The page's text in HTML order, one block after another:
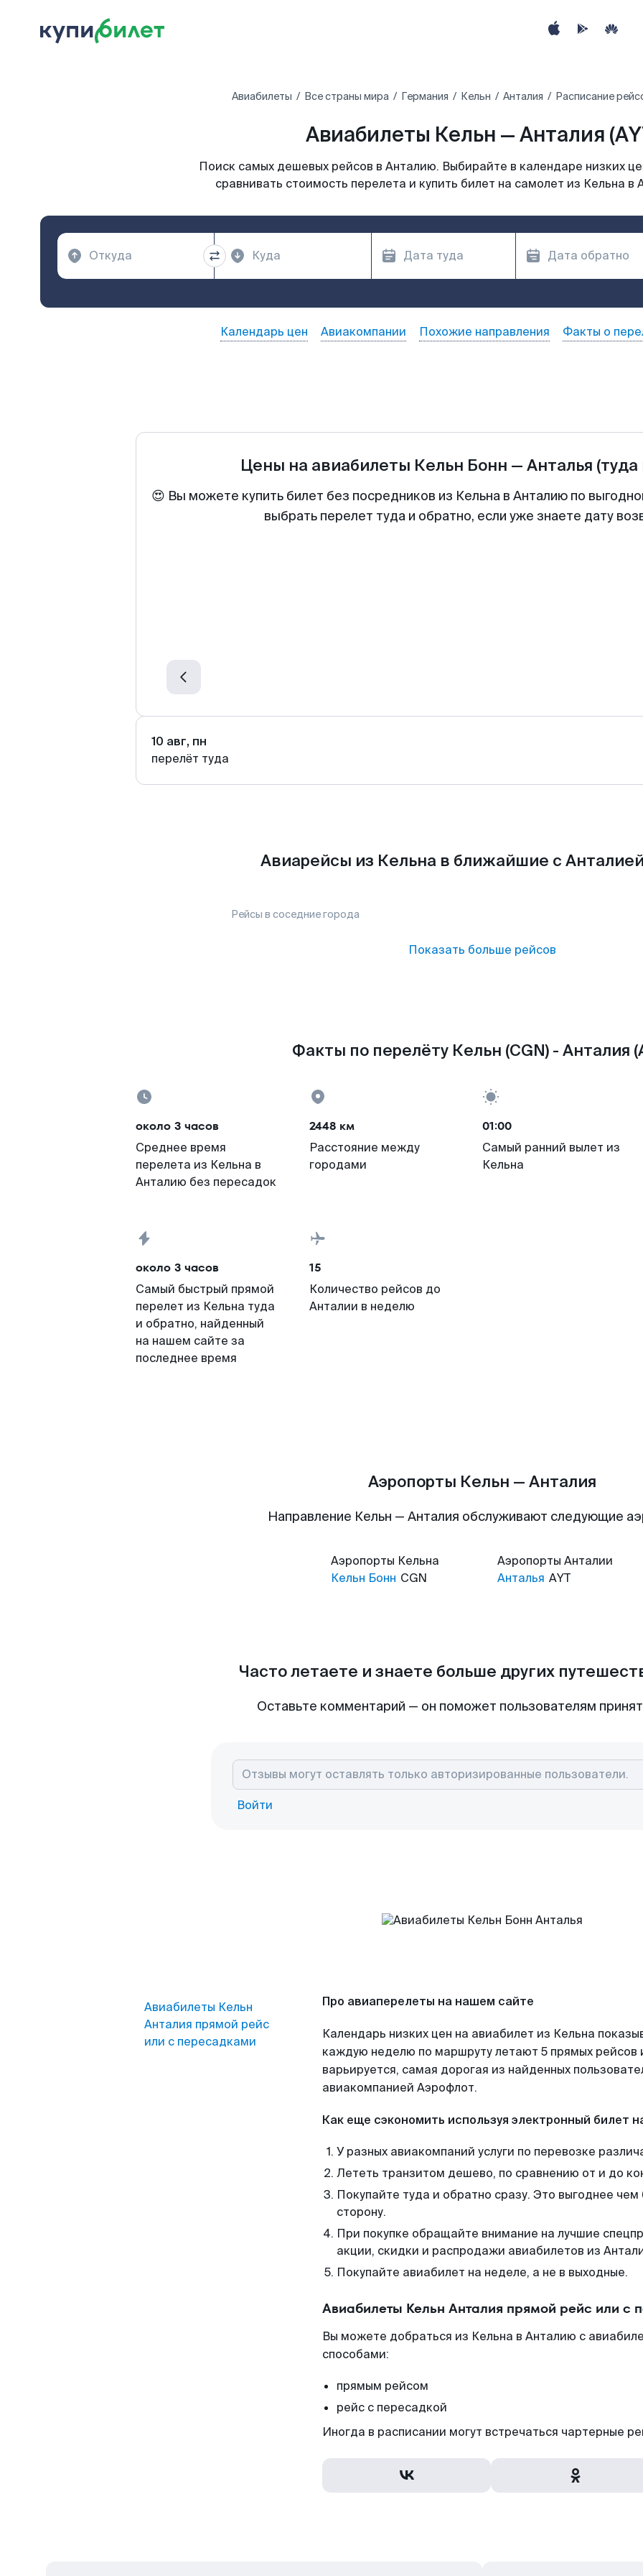
Авиабилеты Все страны мира Германия Кельн Анталия Расписание
Авиабилеты Кельн — Анталия
Поиск самых дешевых рейсов в Анталию. Выбирайте в календаре низких
сравнивать стоимость перелета и купить билет на самолет из Кельна в
Календарь цен Авиакомпании Похожие направления Факты о
Цены на авиабилеты Кельн Бонн — Анталья (туда
😍 Вы можете купить билет без посредников из Кельна в Анталию по
выбрать перелет туда и обратно, если уже знаете дату
10 авг, пн
перелёт туда
Авиарейсы из Кельна в ближайшие с
Рейсы в соседние города
Показать больше рейсов
Факты по перелёту Кельн (CGN) - Анталия
около 3 часов
Среднее время
перелета из Кельна в
Анталию без пересадок
2448 км
Расстояние между
городами
01:00
Самый ранний вылет из
Кельна
около 3 часов
Самый быстрый прямой
перелет из Кельна туда
и обратно, найденный
на нашем сайте за
последнее время
15
Количество рейсов до
Анталии в неделю
Аэропорты Кельн — Анталия
Направление Кельн — Анталия обслуживают следующие
Аэропорты Кельна
Кельн Бонн CGN
Аэропорты Анталии
Анталья AYT
Часто летаете и знаете больше других
Оставьте комментарий — он поможет пользователям
Войти
Авиабилеты Кельн
Анталия прямой рейс
или с пересадками
Про авиаперелеты на нашем сайте
Календарь низких цен на авиабилет из Кельна
каждую неделю по маршруту летают 5 прямых рейсов
варьируется, самая дорогая из найденных
авиакомпанией Аэрофлот.
Как еще сэкономить используя электронный билет
У разных авиакомпаний услуги по перевозке
Лететь транзитом дешево, по сравнению от и до
Покупайте туда и обратно сразу. Это выгоднее
сторону.
При покупке обращайте внимание на лучшие
акции, скидки и распродажи авиабилетов из
Покупайте авиабилет на неделе, а не в выходные.
Авиабилеты Кельн Анталия прямой рейс или с
Вы можете добраться из Кельна в Анталию с
способами:
прямым рейсом
рейс с пересадкой
Иногда в расписании могут встречаться чартерные